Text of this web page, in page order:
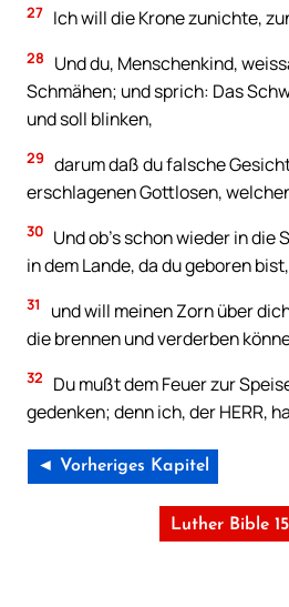
27 Ich will die Krone zunichte,
28
Und du, Menschenkind,
Schmähen; und sprich: Das
und soll blinken,
29 darum daß du falsche
erschlagenen Gottlosen,
30 Und ob’s schon wieder in
in dem Lande, da du geboren bist,
31
und will meinen Zorn über
die brennen und verderben
32
Du mußt dem Feuer zur
gedenken; denn ich, der HERR,
◄ Vorheriges Kapitel
Luther Bible